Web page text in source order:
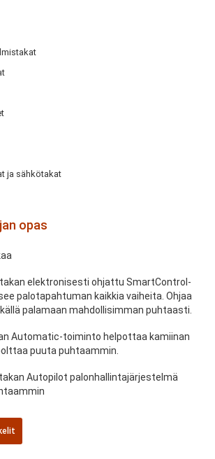
ja sähkötakat
opas
elektronisesti ohjattu SmartControl-
palotapahtuman kaikkia vaiheita. Ohjaa
palamaan mahdollisimman puhtaasti.
Automatic-toiminto helpottaa kamiinan
puuta puhtaammin.
Autopilot palonhallintajärjestelmä